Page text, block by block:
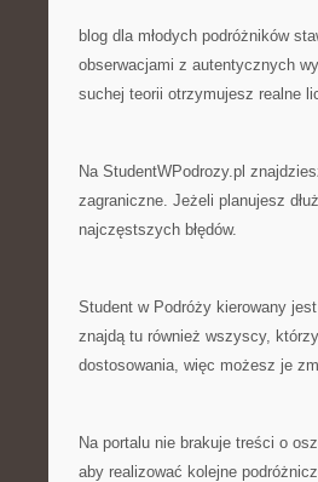
blog dla młodych podróżników
obserwacjami z autentycznych
suchej teorii otrzymujesz realne
Na StudentWPodrozy.pl
zagraniczne. Jeżeli planujesz
najczęstszych błędów.
Student w Podróży kierowany
znajdą tu również wszyscy,
dostosowania, więc możesz je
Na portalu nie brakuje treści o
aby realizować kolejne